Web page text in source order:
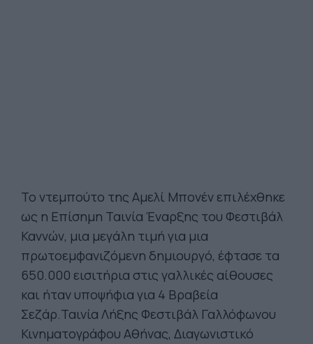
Το ντεμπούτο της Αμελί Μπονέν επιλέχθηκε
ως η Επίσημη Ταινία Έναρξης του Φεστιβάλ
Καννών, μια μεγάλη τιμή για μια
πρωτοεμφανιζόμενη δημιουργό, έφτασε τα
650.000 εισιτήρια στις γαλλικές αίθουσες
και ήταν υποψήφια για 4 Βραβεία
Σεζάρ.Ταινία Λήξης Φεστιβάλ Γαλλόφωνου
Κινηματογράφου Αθήνας, Διαγωνιστικό